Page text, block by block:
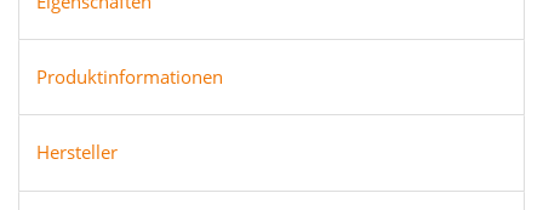
Produktinformationen
Hersteller